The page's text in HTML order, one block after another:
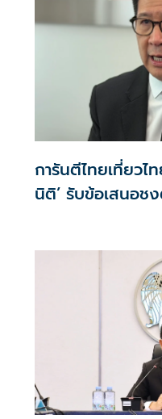
การันตีไทยเที่ยวไ
นิติ’ รับข้อเสนอ